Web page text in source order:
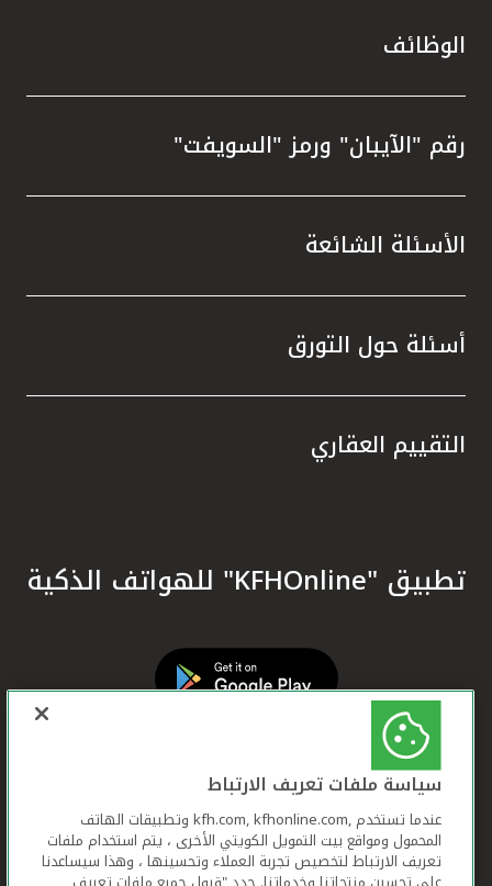
الوظائف
رقم "الآيبان" ورمز "السويفت"
الأسئلة الشائعة
أسئلة حول التورق
التقييم العقاري
تطبيق "KFHOnline" للهواتف الذكية
سياسة ملفات تعريف الارتباط
عندما تستخدم ,kfh.com, kfhonline.com وتطبيقات الهاتف
المحمول ومواقع بيت التمويل الكويتي الأخرى ، يتم استخدام ملفات
تعريف الارتباط لتخصيص تجربة العملاء وتحسينها ، وهذا سيساعدنا